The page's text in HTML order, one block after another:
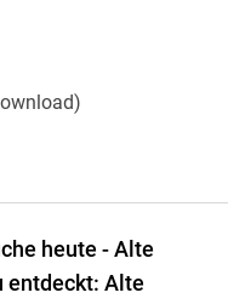
heute - Alte
entdeckt: Alte